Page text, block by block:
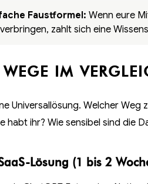
Faustformel: Wenn eure
zahlt sich eine
IM
Universallösung. Welcher
habt ihr? Wie sensibel sind die
Lösung (1 bis 2